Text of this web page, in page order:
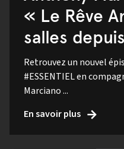
« Le Rêve
salles
Retrouvez un nouvel
#ESSENTIEL en
Marciano ...
En savoir plus